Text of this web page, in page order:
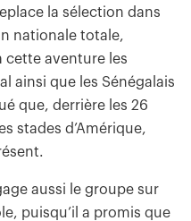
la sélection dans
nationale totale,
cette aventure les
ainsi que les Sénégalais
que, derrière les 26
stades d’Amérique,
aussi le groupe sur
puisqu’il a promis que